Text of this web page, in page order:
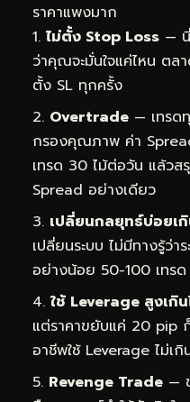
ราคาแพงมาก
ไม่ตั้ง Stop Loss —
ว่าคุณจะมั่นใจแค่ไหน ตล
ตั้ง SL ทุกครั้ง
Overtrade — เทร
กรองคุณภาพ ค่า
เทรด 30 ไม้ต่อวัน แล้ว
Spread อย่างเดียว
เปลี่ยนกลยุทธ์บ่อยเกิ
เปลี่ยนระบบ ไม่มีทางรู้ว่า
อย่างน้อย 50-100 เทรด
ใช้ Leverage สูงเกิน
แต่ราคาขยับแค่ 20 pip
อาชีพใช้ Leverage ไม่เกิ
Revenge Trade —